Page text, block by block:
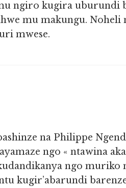
ngiro kugira uburundi
mu makungu. Noheli
mwese.
ngo « ntawina
ngo muriko
kugir’abarundi